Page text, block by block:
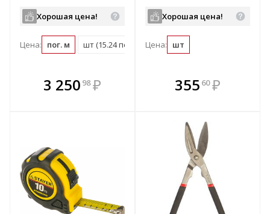
Хорошая цена!
Цена: пог. м шт (15.24 пог. м)
3 250 98 ₽
В комплекте
всегда выгоднее!
Хорошая цена!
Цена: шт
В комплекте
всегда выгоднее!
355 60 ₽